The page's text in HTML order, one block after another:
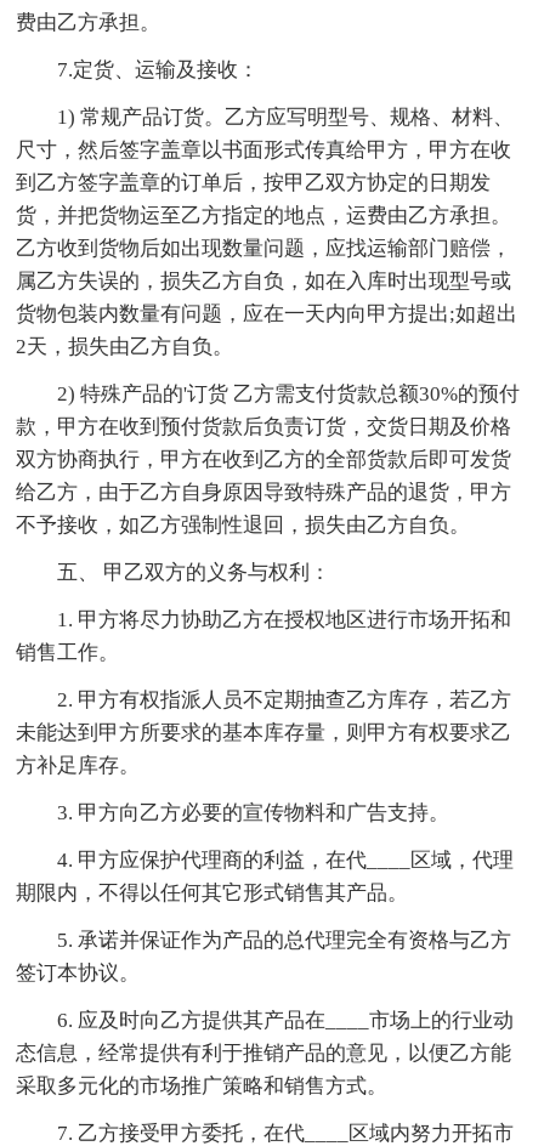
费由乙方承担。
7.定货、运输及接收：
1) 常规产品订货。乙方应写明型号、规格、材料、
尺寸，然后签字盖章以书面形式传真给甲方，甲方在收
到乙方签字盖章的订单后，按甲乙双方协定的日期发
货，并把货物运至乙方指定的地点，运费由乙方承担。
乙方收到货物后如出现数量问题，应找运输部门赔偿，
属乙方失误的，损失乙方自负，如在入库时出现型号或
货物包装内数量有问题，应在一天内向甲方提出;如超出
2天，损失由乙方自负。
2) 特殊产品的'订货 乙方需支付货款总额30%的预付
款，甲方在收到预付货款后负责订货，交货日期及价格
双方协商执行，甲方在收到乙方的全部货款后即可发货
给乙方，由于乙方自身原因导致特殊产品的退货，甲方
不予接收，如乙方强制性退回，损失由乙方自负。
五、 甲乙双方的义务与权利：
1. 甲方将尽力协助乙方在授权地区进行市场开拓和
销售工作。
2. 甲方有权指派人员不定期抽查乙方库存，若乙方
未能达到甲方所要求的基本库存量，则甲方有权要求乙
方补足库存。
3. 甲方向乙方必要的宣传物料和广告支持。
4. 甲方应保护代理商的利益，在代____区域，代理
期限内，不得以任何其它形式销售其产品。
5. 承诺并保证作为产品的总代理完全有资格与乙方
签订本协议。
6. 应及时向乙方提供其产品在____市场上的行业动
态信息，经常提供有利于推销产品的意见，以便乙方能
采取多元化的市场推广策略和销售方式。
7. 乙方接受甲方委托，在代____区域内努力开拓市